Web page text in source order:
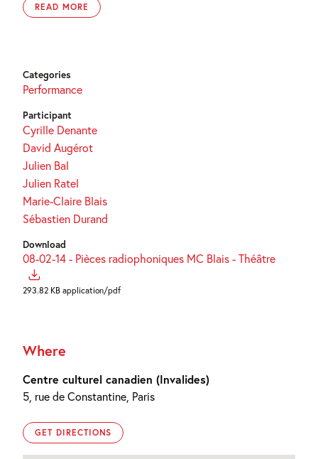
READ MORE
Categories
Performance
Participant
Cyrille Denante
David Augérot
Julien Bal
Julien Ratel
Marie-Claire Blais
Sébastien Durand
Download
08-02-14 - Pièces radiophoniques MC Blais - Théâtre
293.82 KB application/pdf
Where
Centre culturel canadien (Invalides)
5, rue de Constantine, Paris
GET DIRECTIONS